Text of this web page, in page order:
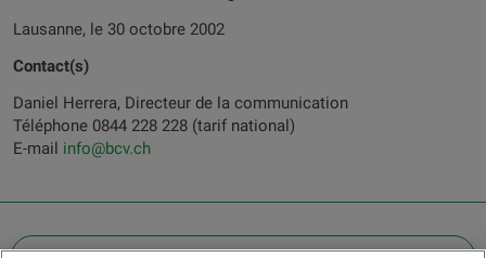
Lausanne, le 30 octobre 2002
Contact(s)
Daniel Herrera, Directeur de la communication
Téléphone 0844 228 228 (tarif national)
E-mail info@bcv.ch